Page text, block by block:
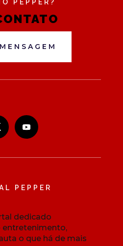
PEPPER?
PEPPER
dedicado
entretenimento,
o que há de mais